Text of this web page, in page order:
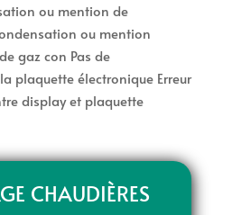
ou mention de
ou mention
gaz con Pas de
plaquette électronique Erreur
display et plaquette
CHAUDIÈRES